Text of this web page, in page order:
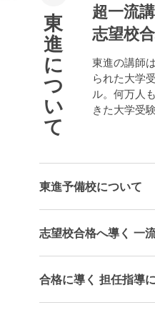
東
進
に
つ
い
て
超一流
志望校
東進の講師
られた大学
ル。何万人
きた大学受
東進予備校について
志望校合格へ導く 一
合格に導く 担任指導